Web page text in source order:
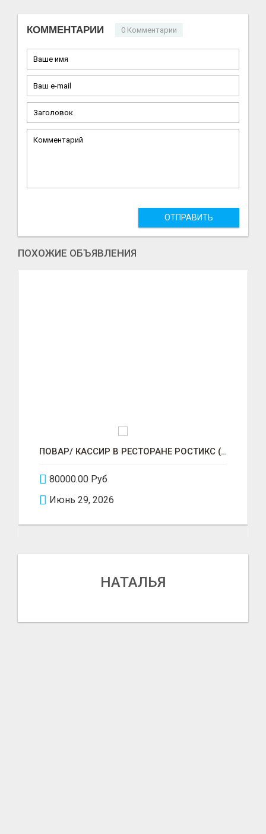
КОММЕНТАРИИ 0 Комментарии
ОТПРАВИТЬ
ПОХОЖИЕ ОБЪЯВЛЕНИЯ
ПОВАР/ КАССИР В РЕСТОРАНЕ РОСТИКС (КФС)
80000.00 Руб
Июнь 29, 2026
НАТАЛЬЯ